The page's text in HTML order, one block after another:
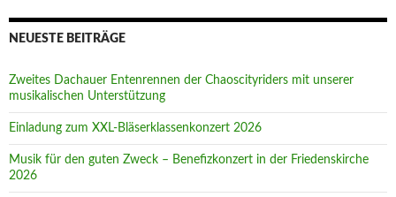
NEUESTE BEITRÄGE
Zweites Dachauer Entenrennen der Chaoscityriders mit unserer
musikalischen Unterstützung
Einladung zum XXL-Bläserklassenkonzert 2026
Musik für den guten Zweck – Benefizkonzert in der Friedenskirche
2026